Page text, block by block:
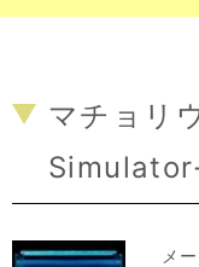
マチョリ
メ